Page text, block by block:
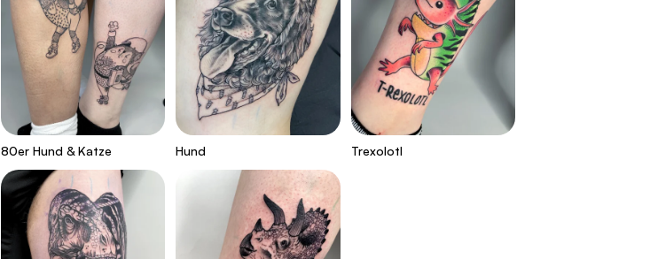
80er Hund & Katze Hund Trexolotl